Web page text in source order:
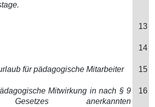
13
14
für pädagogische Mitarbeiter 15
Mitwirkung in nach § 9
anerkannten
16